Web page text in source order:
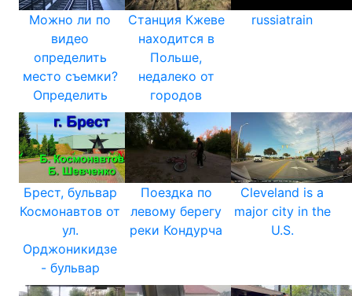
Можно ли по
видео
определить
место съемки?
Определить
Станция Кжеве
находится в
Польше,
недалеко от
городов
russiatrain
Брест, бульвар
Космонавтов от
ул.
Орджоникидзе
- бульвар
Поездка по
левому берегу
реки Кондурча
Cleveland is a
major city in the
U.S.